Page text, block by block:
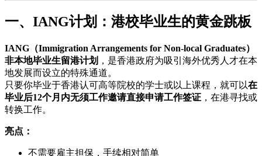
一、IANG计划：港校毕业生的黄金跳板
IANG（Immigration Arrangements for Non-local Graduates）
非本地毕业生留港计划 ，是香港政府为吸引海外优秀人才在本
地发展而设立的特殊通道。
只要你毕业于香港认可高等院校的学士或以上课程，就可以在
毕业后12个月内无须工作邀请直接申请工作签证 ，在港寻找或
转换工作。
亮点：
不需要雇主担保，手续相对简单